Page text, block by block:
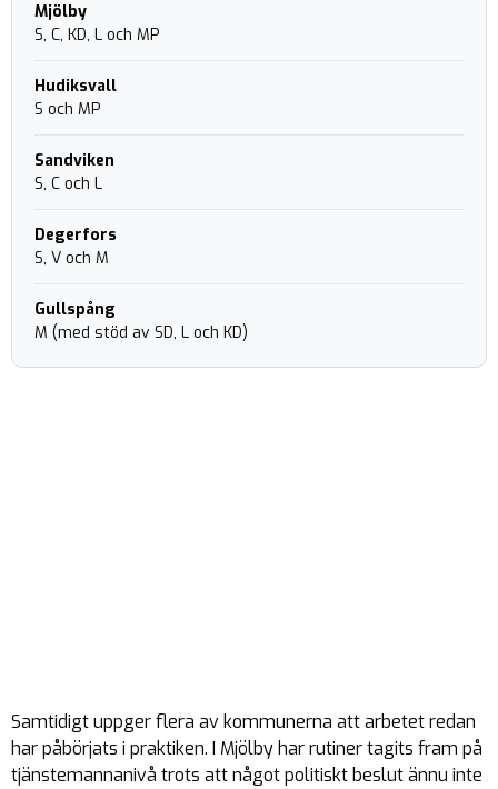
Mjölby
S, C, KD, L och MP
Hudiksvall
S och MP
Sandviken
S, C och L
Degerfors
S, V och M
Gullspång
M (med stöd av SD, L och KD)
Samtidigt uppger flera av kommunerna att arbetet redan
har påbörjats i praktiken. I Mjölby har rutiner tagits fram på
tjänstemannanivå trots att något politiskt beslut ännu inte